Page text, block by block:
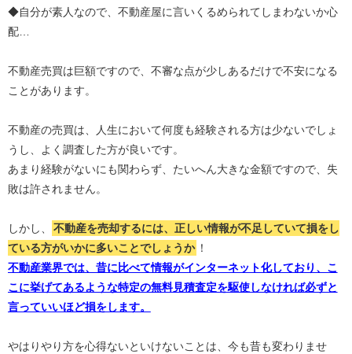
◆自分が素人なので、不動産屋に言いくるめられてしまわないか心
配…
不動産売買は巨額ですので、不審な点が少しあるだけで不安になる
ことがあります。
不動産の売買は、人生において何度も経験される方は少ないでしょ
うし、よく調査した方が良いです。
あまり経験がないにも関わらず、たいへん大きな金額ですので、失
敗は許されません。
しかし、
不動産を売却するには、正しい情報が不足していて損をし
ている方がいかに多いことでしょうか ！
不動産業界では、昔に比べて情報がインターネット化しており、こ
こに挙げてあるような特定の無料見積査定を駆使しなければ必ずと
言っていいほど損をします。
やはりやり方を心得ないといけないことは、今も昔も変わりませ